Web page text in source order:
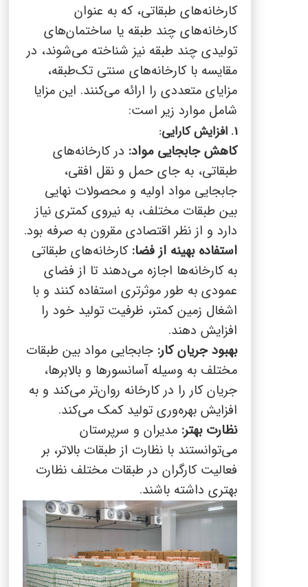
کارخانه‌های طبقاتی، که به عنوان
کارخانه‌های چند طبقه یا ساختمان‌های
تولیدی چند طبقه نیز شناخته می‌شوند، در
مقایسه با کارخانه‌های سنتی تک‌طبقه،
مزایای متعددی را ارائه می‌کنند. این مزایا
شامل موارد زیر است:
1. افزایش کارایی:
کاهش جابجایی مواد: در کارخانه‌های
طبقاتی، به جای حمل و نقل افقی،
جابجایی مواد اولیه و محصولات نهایی
بین طبقات مختلف، به نیروی کمتری نیاز
دارد و از نظر اقتصادی مقرون به صرفه بود.
استفاده بهینه از فضا: کارخانه‌های طبقاتی
به کارخانه‌ها اجازه می‌دهند تا از فضای
عمودی به طور موثرتری استفاده کنند و با
اشغال زمین کمتر، ظرفیت تولید خود را
افزایش دهند.
بهبود جریان کار: جابجایی مواد بین طبقات
مختلف به وسیله آسانسورها و بالابرها،
جریان کار را در کارخانه روان‌تر می‌کند و به
افزایش بهره‌وری تولید کمک می‌کند.
نظارت بهتر: مدیران و سرپرستان
می‌توانستند با نظارت از طبقات بالاتر، بر
فعالیت کارگران در طبقات مختلف نظارت
بهتری داشته باشند.